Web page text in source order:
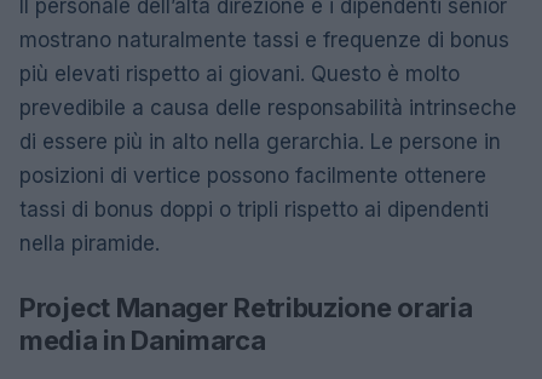
Il personale dell’alta direzione e i dipendenti senior
mostrano naturalmente tassi e frequenze di bonus
più elevati rispetto ai giovani. Questo è molto
prevedibile a causa delle responsabilità intrinseche
di essere più in alto nella gerarchia. Le persone in
posizioni di vertice possono facilmente ottenere
tassi di bonus doppi o tripli rispetto ai dipendenti
nella piramide.
Project Manager Retribuzione oraria
media in Danimarca